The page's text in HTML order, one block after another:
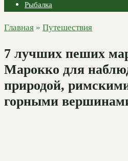
Рыбалка
Главная » Путешествия
7 лучших пеших
Марокко для
природой,
горными